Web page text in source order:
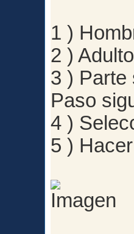
1 )
2 ) Adulto
3 ) Parte
Paso
4 )
5 )